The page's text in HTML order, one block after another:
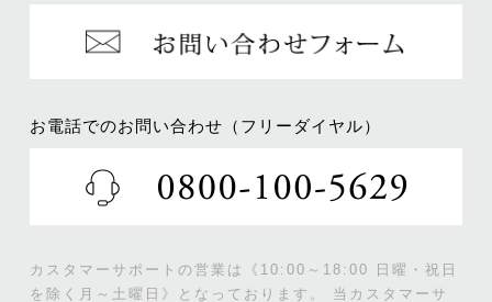
お電話でのお問い合わせ（フリーダイヤル）
カスタマーサポートの営業は《10:00～18:00 日曜・祝日
を除く月～土曜日》となっております。
当カスタマーサ